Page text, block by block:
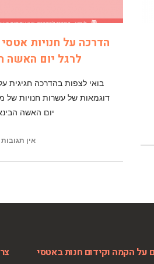
הדרכה על חנויות אטסי
לרגל יום האשה
בואי לצפות בהדרכה חגיגית
דוגמאות של עשרות חנויות של
יום האשה
אין תגובות
על הקמה וקידום חנות באטסי